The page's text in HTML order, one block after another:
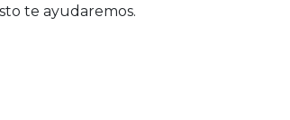
te ayudaremos.